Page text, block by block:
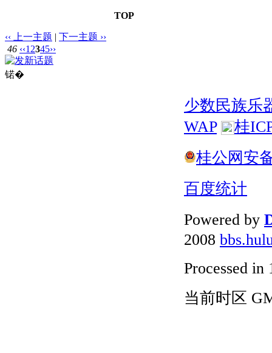
TOP
‹‹ 上一主题 | 下一主题 ››
46 ‹‹1 2345››
锘�
少数民族乐
WAP
桂
桂公网安
百度统计
Powered by
2008
Processed in
当前时区